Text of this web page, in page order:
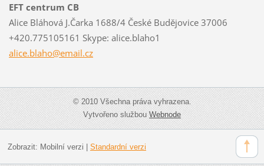
EFT centrum CB
Alice Bláhová J.Čarka 1688/4 České Budějovice 37006
+420.775105161 Skype: alice.blaho1
alice.blaho@email.cz
© 2010 Všechna práva vyhrazena.
Vytvořeno službouWebnode
Zobrazit: Mobilní verzi Standardní verzi